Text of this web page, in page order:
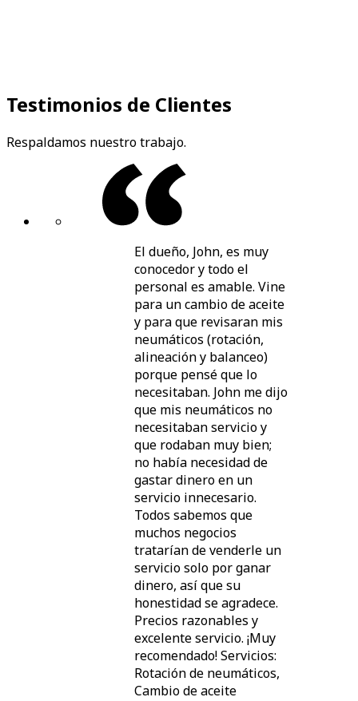
Testimonios de Clientes
Respaldamos nuestro trabajo.
El dueño, John, es muy
conocedor y todo el
personal es amable. Vine
para un cambio de aceite
y para que revisaran mis
neumáticos (rotación,
alineación y balanceo)
porque pensé que lo
necesitaban. John me dijo
que mis neumáticos no
necesitaban servicio y
que rodaban muy bien;
no había necesidad de
gastar dinero en un
servicio innecesario.
Todos sabemos que
muchos negocios
tratarían de venderle un
servicio solo por ganar
dinero, así que su
honestidad se agradece.
Precios razonables y
excelente servicio. ¡Muy
recomendado! Servicios:
Rotación de neumáticos,
Cambio de aceite